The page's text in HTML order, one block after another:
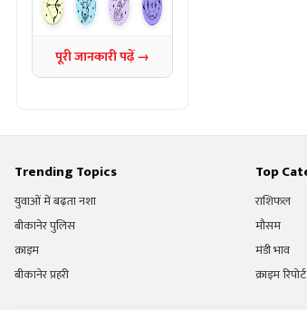
पूरी जानकारी पढ़ें →
Trending Topics
युवाओं में बढ़ता नशा
बीकानेर पुलिस
क्राइम
बीकानेर प्रहरी
Top
राशिफल
मौसम
मंडी भाव
क्राइम रिपोर्ट